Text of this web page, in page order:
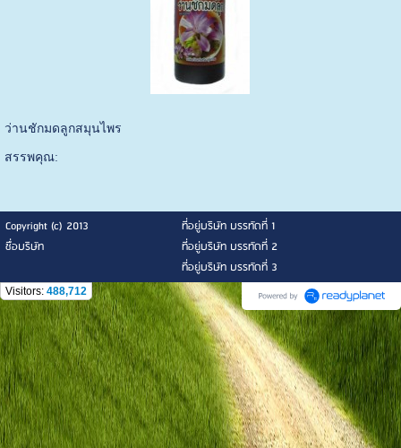
ว่านชักมดลูกสมุนไพร
สรรพคุณ:
Copyright (c) 2013
ที่อยู่บริษัท บรรทัดที่ 1
ชื่อบริษัท
ที่อยู่บริษัท บรรทัดที่ 2
ที่อยู่บริษัท บรรทัดที่ 3
Visitors: 488,712